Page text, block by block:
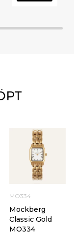
MO334
Mockberg
Classic Gold
MO334